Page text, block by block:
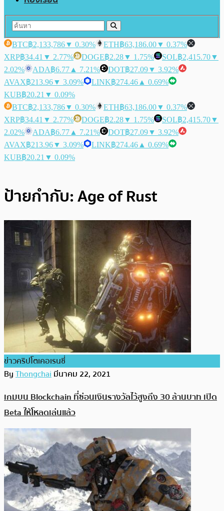
BTC฿2,133,786▼ 0.30% ETH฿63,186.00▼ 0.37%
XRP฿34.41 ▼ 2.77% DOGE฿2.28▼ 1.75% SOL฿2,415.70▼
2.02%
ADA฿6.77 ▲ 7.21% DOT฿27.09▼ 3.92%
AVAX฿213.96▼ 3.09% LINK฿274.46 ▲ 0.69%
KUB฿20.21 ▼ 0.09%
BTC฿2,133,786▼ 0.30% ETH฿63,186.00▼ 0.37%
XRP฿34.41 ▼ 2.77% DOGE฿2.28▼ 1.75% SOL฿2,415.70▼
2.02%
ADA฿6.77 ▲ 7.21% DOT฿27.09▼ 3.92%
AVAX฿213.96▼ 3.09% LINK฿274.46 ▲ 0.69%
KUB฿20.21 ▼ 0.09%
ป้ายกำกับ:Age of Rust
ข่าวคริปโตเคอเรนซี่
ByThongchaiมีนาคม 22, 2021
เกมบน Blockchain ที่ซ่อนเงินรางวัลไว้สูงถึง 30 ล้านบาท เปิด
Beta ให้โหลดเล่นแล้ว